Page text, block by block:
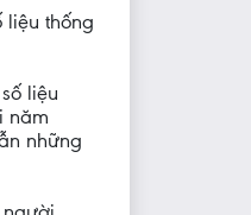
liệu thống
liệu
năm
những